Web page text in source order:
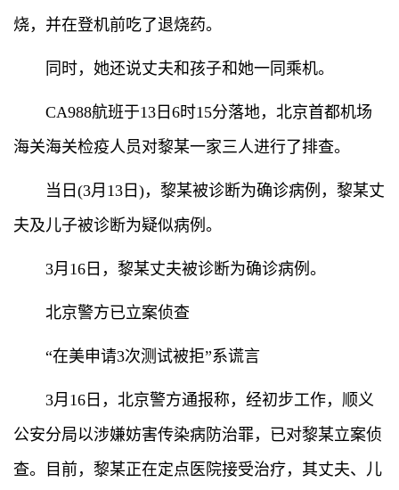
烧，并在登机前吃了退烧药。
同时，她还说丈夫和孩子和她一同乘机。
CA988航班于13日6时15分落地，北京首都机场
海关海关检疫人员对黎某一家三人进行了排查。
当日(3月13日)，黎某被诊断为确诊病例，黎某丈
夫及儿子被诊断为疑似病例。
3月16日，黎某丈夫被诊断为确诊病例。
北京警方已立案侦查
“在美申请3次测试被拒”系谎言
3月16日，北京警方通报称，经初步工作，顺义
公安分局以涉嫌妨害传染病防治罪，已对黎某立案侦
查。目前，黎某正在定点医院接受治疗，其丈夫、儿